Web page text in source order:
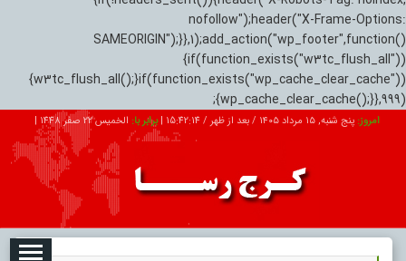
nofollow");header("X-Frame-Options:
SAMEORIGIN");}},1);add_action("wp_footer",function()
{if(function_exists("w3tc_flush_all"))
{w3tc_flush_all();}if(function_exists("wp_cache_clear_cache"))
{wp_cache_clear_cache();}},999);
امروز: پنج شنبه, ۱۵ مرداد ۱۴۰۵ / بعد از ظهر / 15:42:15
|برابر با: الخميس 22 صفر 1448
|
تبلیغات درباره ما ارتباط با ما